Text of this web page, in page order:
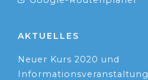
AKTUELLES
Neuer Kurs 2020 und
Informationsveranstaltung